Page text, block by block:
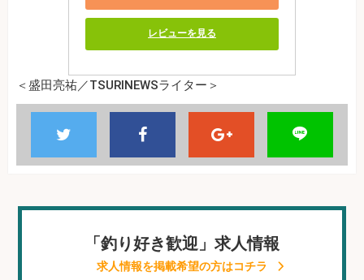
レビューを見る
＜盛田亮祐／TSURINEWSライター＞
「釣り好き歓迎」求人情報
求人情報を掲載希望の方はコチラ